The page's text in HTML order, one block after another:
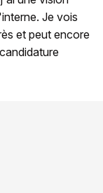
Je vois
et peut encore